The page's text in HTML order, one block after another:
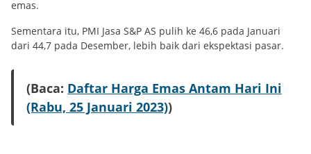
emas.
Sementara itu, PMI Jasa S&P AS pulih ke 46,6 pada Januari
dari 44,7 pada Desember, lebih baik dari ekspektasi pasar.
(Baca: Daftar Harga Emas Antam Hari Ini
(Rabu, 25 Januari 2023))